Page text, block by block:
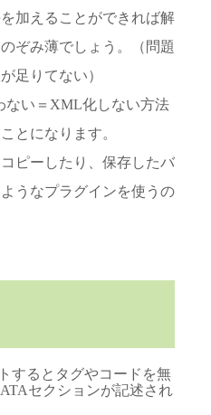
加えることができれば解
ぞみ薄でしょう。（問題
足りてない）
ない＝XML化しない方法
とになります。
ピーしたり、保存したバ
うなプラグインを使うの
するとタグやコードを無
セクションが記述され